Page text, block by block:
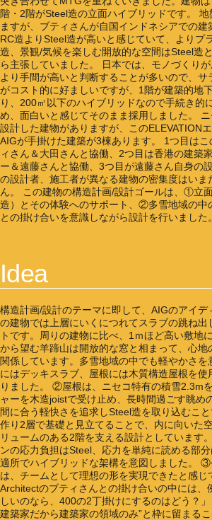
階・2階がSteel造の立面ハイブリッドです。 地
ますが、ブティさんが自国インドネシアでの建
RC造よりSteel造が高いと感じていて、よりプ
造、景観/気候を楽しむ開放的な空間はSteel造
ら主張していました。 日本では、モノづくり
より手間が高いと判断することが多いので、
がコスト的に好ましいですが、1階が建築的地
り、200㎡以下のハイブリッドなので手続き的
め、面白いと感じてそのまま採用しました。
設計した建物がありますが、このELEVATION
AIGが手掛けた建築が3棟あります。 1つ目は
ィさん＆大田さんと協働、2つ目は香港の建築
ー＆遠藤さんと協働、3つ目が遠藤さん自身の
の設計者、施工者が異なる建物の密集度はい
ん。 この建物の構造計画/設計ゴールは、①立
造）とその体験へのサポート、②多雪地域の
との掛け合いを意識しながら設計を行いました。
Idea
構造計画/設計のテーマに即して、AIGのアイ
の建物では上層にいくにつれてスラブの跳ね出
トです。周りの建物に比べ、1ｍほど高い敷地
から望む羊蹄山は開放的な窓と相まって、心地
関係しています。多雪地域の中でも軽やかさを
にはデッキスラブ、屋根には木質構造屋根を使
りました。 ②屋根は、ニセコ特有の積雪2.3m
ャーを木造joistで受け止め、長時間過ごす眺め
間に合う軽快さを追求しSteel造を取り込むこ
作り2層で基礎と見立てることで、内に向いた
リュームのある2階を支える設計としています
ンの応力負担はSteel、応力を単純に読める部
適所でハイブリッドな架構を意図しました。
は、チームとして理想の形を実現できたと感じ
Architectのブティさんとの掛け合いの中には、
しいのなら、400の2丁掛けにするのはどう？
建築家だから建築家の領域のみ”と枠に留まる
Instagram